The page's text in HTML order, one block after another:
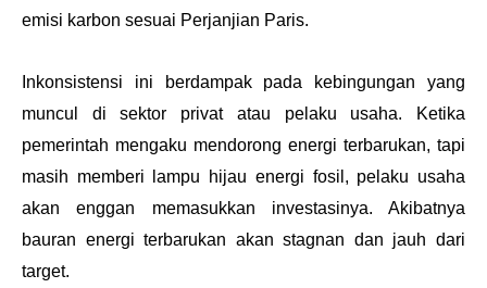
emisi karbon sesuai Perjanjian Paris.
Inkonsistensi ini berdampak pada kebingungan yang
muncul di sektor privat atau pelaku usaha. Ketika
pemerintah mengaku mendorong energi terbarukan, tapi
masih memberi lampu hijau energi fosil, pelaku usaha
akan enggan memasukkan investasinya. Akibatnya
bauran energi terbarukan akan stagnan dan jauh dari
target.